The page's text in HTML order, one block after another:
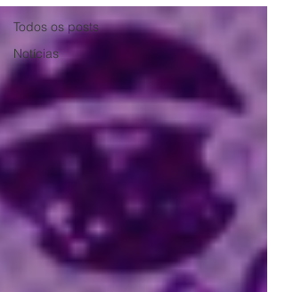
Todos os posts
Notícias